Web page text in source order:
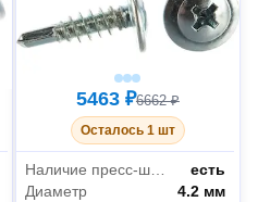
5463 ₽6662 ₽
Осталось 1 шт
Наличие пресс-шайбы
есть
Диаметр
4.2 мм